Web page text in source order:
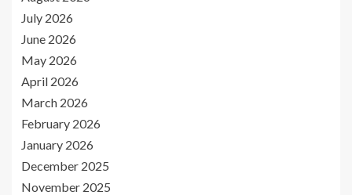
July 2026
June 2026
May 2026
April 2026
March 2026
February 2026
January 2026
December 2025
November 2025